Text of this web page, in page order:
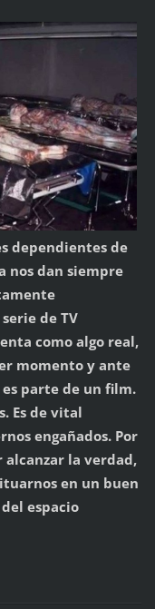
dependientes de
nos dan siempre
de TV
como algo real,
momento y ante
parte de un film.
Es de vital
engañados. Por
alcanzar la verdad,
en un buen
espacio